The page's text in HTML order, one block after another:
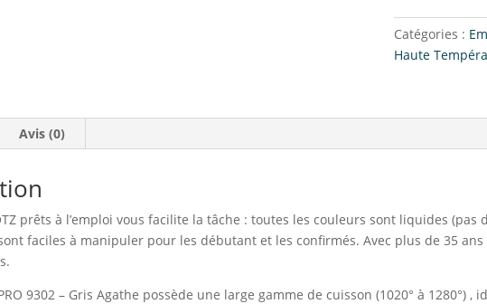
Catégories :
Haute
Avis (0)
prêts à l’emploi vous facilite la tâche : toutes les couleurs sont liquides
faciles à manipuler pour les débutant et les confirmés. Avec plus de 35 ans
PRO 9302 – Gris Agathe possède une large gamme de cuisson (1020° à 1280°)